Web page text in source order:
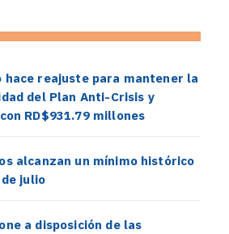
hace reajuste para mantener la
del Plan Anti-Crisis y
RD$931.79 millones
alcanzan un mínimo histórico
julio
a disposición de las